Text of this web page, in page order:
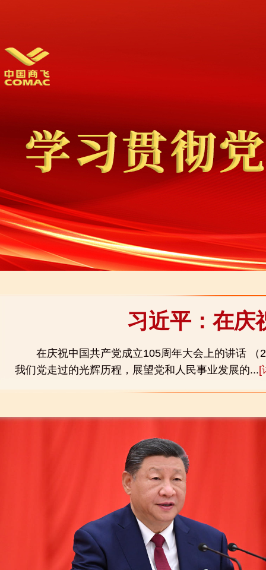
习近平：在庆
在庆祝中国共产党成立105周年大会上的讲话
我们党走过的光辉历程，展望党和人民事业发展的...[